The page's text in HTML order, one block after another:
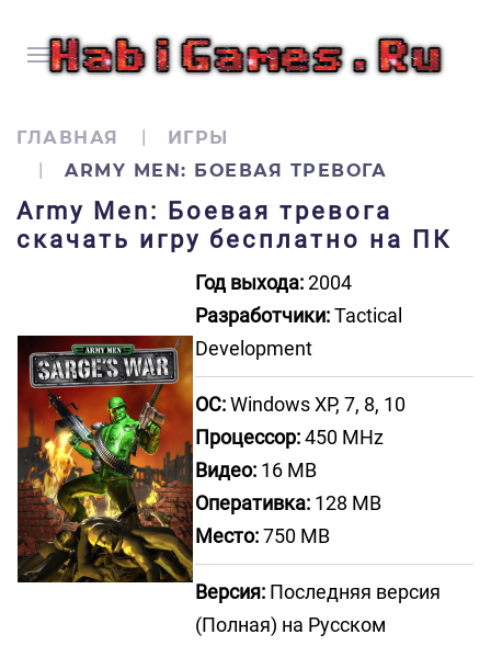
ГЛАВНАЯ
ИГРЫ
ARMY MEN: БОЕВАЯ ТРЕВОГА
Army Men: Боевая тревога
скачать игру бесплатно на ПК
Год выхода:2004
Разработчики:Tactical
Development
ОС:Windows XP, 7, 8, 10
Процессор:450 MHz
Видео: 16 MB
Оперативка: 128 MB
Место:750 MB
Версия: Последняя версия
(Полная) на Русском